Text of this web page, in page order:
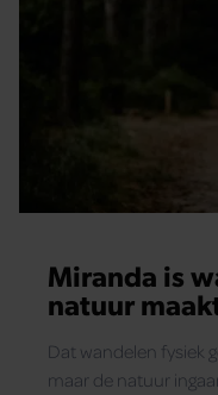
Miranda is
natuur
Dat wandelen fysiek
maar de natuur